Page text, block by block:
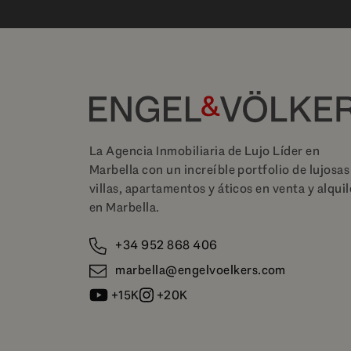
La Agencia Inmobiliaria de Lujo Líder en
Marbella con un increíble portfolio de lujosas
villas, apartamentos y áticos en venta y
en Marbella.
+34 952 868 406
marbella@engelvoelkers.com
+15K
+20K